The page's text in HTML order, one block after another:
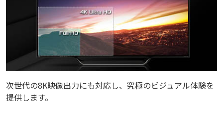
次世代の8K映像出力にも対応し、究極のビジュアル体験を
提供します。